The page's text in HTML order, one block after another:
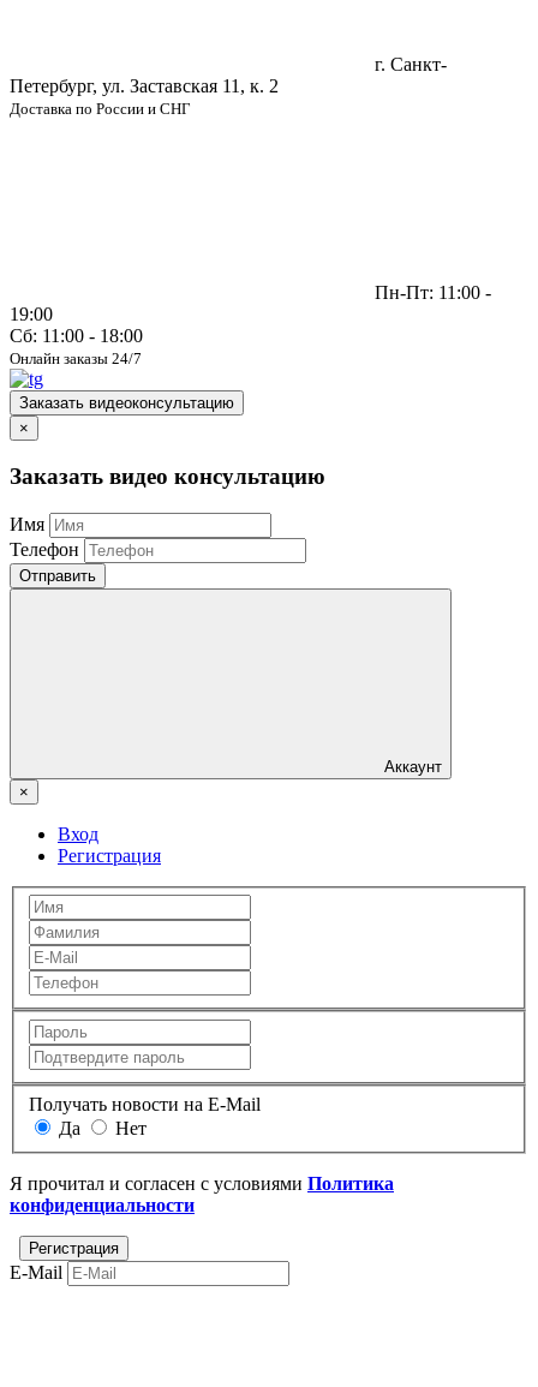
г. Санкт-
Петербург, ул. Заставская 11, к. 2
Доставка по России и СНГ
Пн-Пт: 11:00 -
19:00
Сб: 11:00 - 18:00
Онлайн заказы 24/7
Заказать видеоконсультацию
×
Заказать видео консультацию
Имя
Телефон
Отправить
Аккаунт
×
Вход
Регистрация
Получать новости на E-Mail
Да
Нет
Я прочитал и согласен с условиями Политика
конфиденциальности
E-Mail